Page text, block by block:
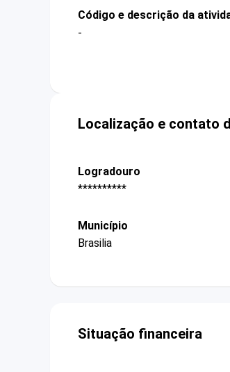
Código e descrição da
-
Localização e contato
Logradouro
**********
Município
Brasilia
Situação financeira